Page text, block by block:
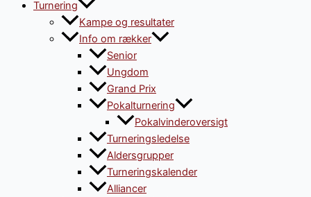
Turnering
Kampe og resultater
Info om rækker
Senior
Ungdom
Grand Prix
Pokalturnering
Pokalvinderoversigt
Turneringsledelse
Aldersgrupper
Turneringskalender
Alliancer